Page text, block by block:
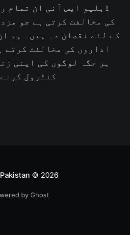
ڈبلیو ایس آئی ان تمام
کی مخالفت کرتی ہے جو
کے لئے نقصان دہ ہیں۔ ہم
اداروں کی مخالفت کرتے
ہر جگہ لوگوں کی اپنی
کنٹرول
© 2026
by Ghost